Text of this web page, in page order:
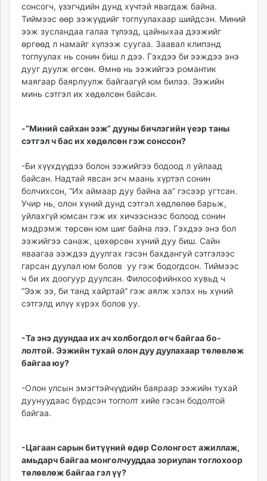
toim.mn
tac.mn
paparazzi.mn
unread.today
сонсогч, үзэгчдийн дунд хүчтэй явагдаж байна.
Тиймээс өөр ээжүүдийг тоглуулахаар шийдсэн. Миний
ээж зусландаа галаа түлээд, цайныхаа дээжийг
өргөөд л намайг хү­лээж суугаа. Заавал кли­пэнд
тоглуулах нь сонин биш л дээ. Гэхдээ би ээждээ энэ
дууг дуулж өгсөн. Өмнө нь ээжийгээ романтик
маягаар баярлуулж байгаагүй юм билээ. Ээжийн
минь сэтгэл их хөдөлсөн байсан.
-“Миний сайхан ээж” дууны бичлэгийн үеэр таны
сэтгэл ч бас их хөдөлсөн гэж сонссон?
-Би хүүхдүүдээ болон ээжийгээ бодоод л уйлаад
байсан. Надтай явсан эгч маань хүртэл сонин
болчихсон, “Их аймаар дуу байна аа” гэсээр угтсан.
Учир нь, олон хүний дунд сэтгэл хөдлөлөө барьж,
уйлахгүй юмсан гэж их хичээснээс болоод сонин
мэдрэмж төрсөн юм шиг байна лээ. Гэхдээ энэ бол
ээжийгээ санаж, цөхөрсөн хүний дуу биш. Сайн
яваагаа ээждээ дуулгах гэсэн бахдангуй сэтгэлээс
гарсан дуулал юм болов уу гэж бодогдсон. Тий­мээс
ч би их доогуур дуул­сан. Философийнхоо хувьд ч
“Ээж ээ, би танд хайртай” гэж аялж хэлэх нь хүний
сэт­гэлд илүү хүрэх болов уу.
-Та энэ дуундаа их ач холбогдол өгч байгаа бо­
лолтой. Ээжийн тухай олон дуу дуулахаар төлөв­лөж
байгаа юу?
-Олон улсын эмэгтэй­чүүдийн баяраар ээжийн тухай
дуунуудаас бүрдсэн тоглолт хийе гэсэн бодолтой
байгаа.
-Ца­гаан сарын битүүний өдөр Солонгост ажиллаж,
амь­дарч байгаа монгол­чууд­даа зориулан тоглохоор
төлөвлөж байгаа гэл үү?